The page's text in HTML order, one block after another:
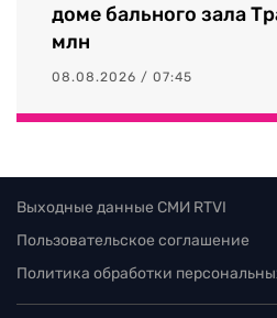
доме бального зала
млн
08.08.2026 / 07:45
Выходные данные СМИ RTVI
Пользовательское соглашение
Политика обработки